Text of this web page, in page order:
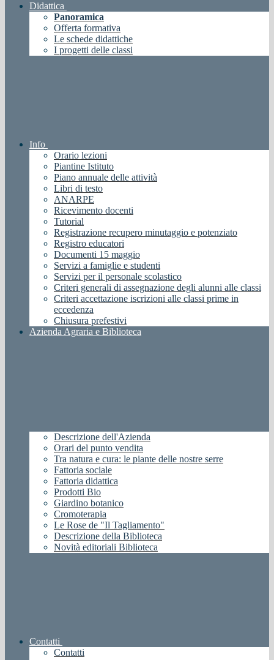
Didattica
Panoramica
Offerta formativa
Le schede didattiche
I progetti delle classi
Info
Orario lezioni
Piantine Istituto
Piano annuale delle attività
Libri di testo
ANARPE
Ricevimento docenti
Tutorial
Registrazione recupero minutaggio e potenziato
Registro educatori
Documenti 15 maggio
Servizi a famiglie e studenti
Servizi per il personale scolastico
Criteri generali di assegnazione degli alunni alle classi
Criteri accettazione iscrizioni alle classi prime in
eccedenza
Chiusura prefestivi
Azienda Agraria e Biblioteca
Descrizione dell'Azienda
Orari del punto vendita
Tra natura e cura: le piante delle nostre serre
Fattoria sociale
Fattoria didattica
Prodotti Bio
Giardino botanico
Cromoterapia
Le Rose de "Il Tagliamento"
Descrizione della Biblioteca
Novità editoriali Biblioteca
Contatti
Contatti